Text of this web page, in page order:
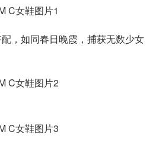
，如同春日晚霞，捕获无数少女